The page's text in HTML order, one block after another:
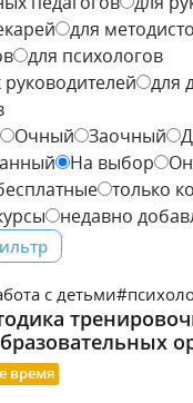
для
для психологов
руководителей для
Очный Заочный
На выбор
только
недавно
с детьми
время